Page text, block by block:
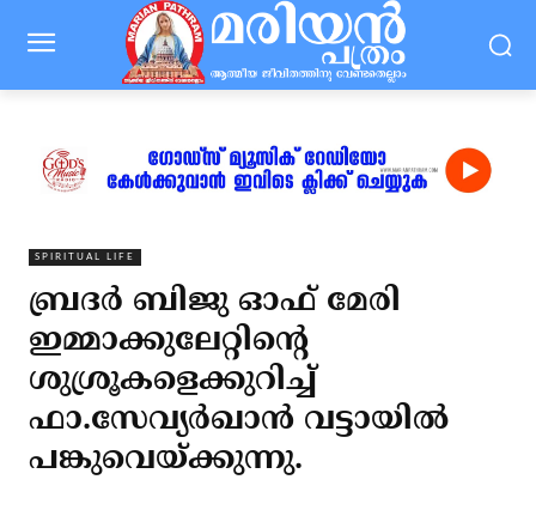
SPIRITUAL LIFE
ബ്രദർ ബിജു ഓഫ് മേരി
ഇമ്മാക്കുലേറ്റിന്റെ
ശുശ്രൂകളെക്കുറിച്ച്
ഫാ.സേവ്യർഖാൻ വട്ടായിൽ
പങ്കുവെയ്ക്കുന്നു.